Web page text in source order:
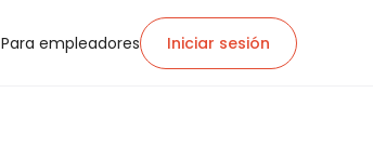
Para empleadores Iniciar sesión